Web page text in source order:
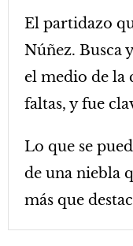
El partidazo
Núñez. Busca
el medio de la
faltas, y fue
Lo que se
de una niebla
más que